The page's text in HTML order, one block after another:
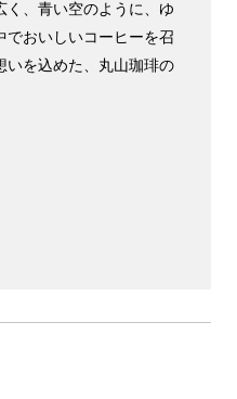
く、青い空のように、ゆ
でおいしいコーヒーを召
いを込めた、丸山珈琲の